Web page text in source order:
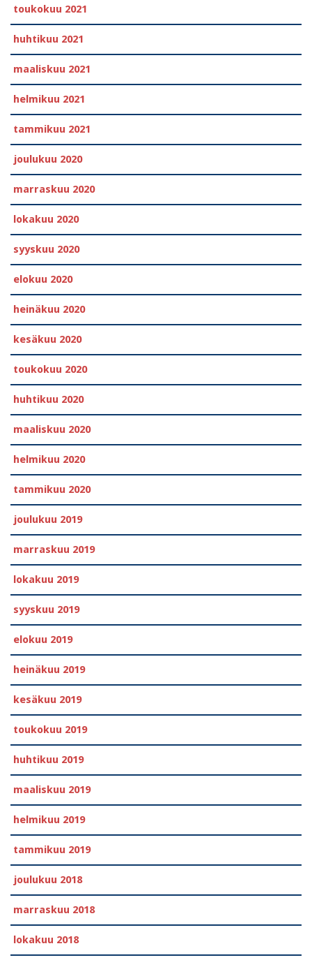
toukokuu 2021
huhtikuu 2021
maaliskuu 2021
helmikuu 2021
tammikuu 2021
joulukuu 2020
marraskuu 2020
lokakuu 2020
syyskuu 2020
elokuu 2020
heinäkuu 2020
kesäkuu 2020
toukokuu 2020
huhtikuu 2020
maaliskuu 2020
helmikuu 2020
tammikuu 2020
joulukuu 2019
marraskuu 2019
lokakuu 2019
syyskuu 2019
elokuu 2019
heinäkuu 2019
kesäkuu 2019
toukokuu 2019
huhtikuu 2019
maaliskuu 2019
helmikuu 2019
tammikuu 2019
joulukuu 2018
marraskuu 2018
lokakuu 2018